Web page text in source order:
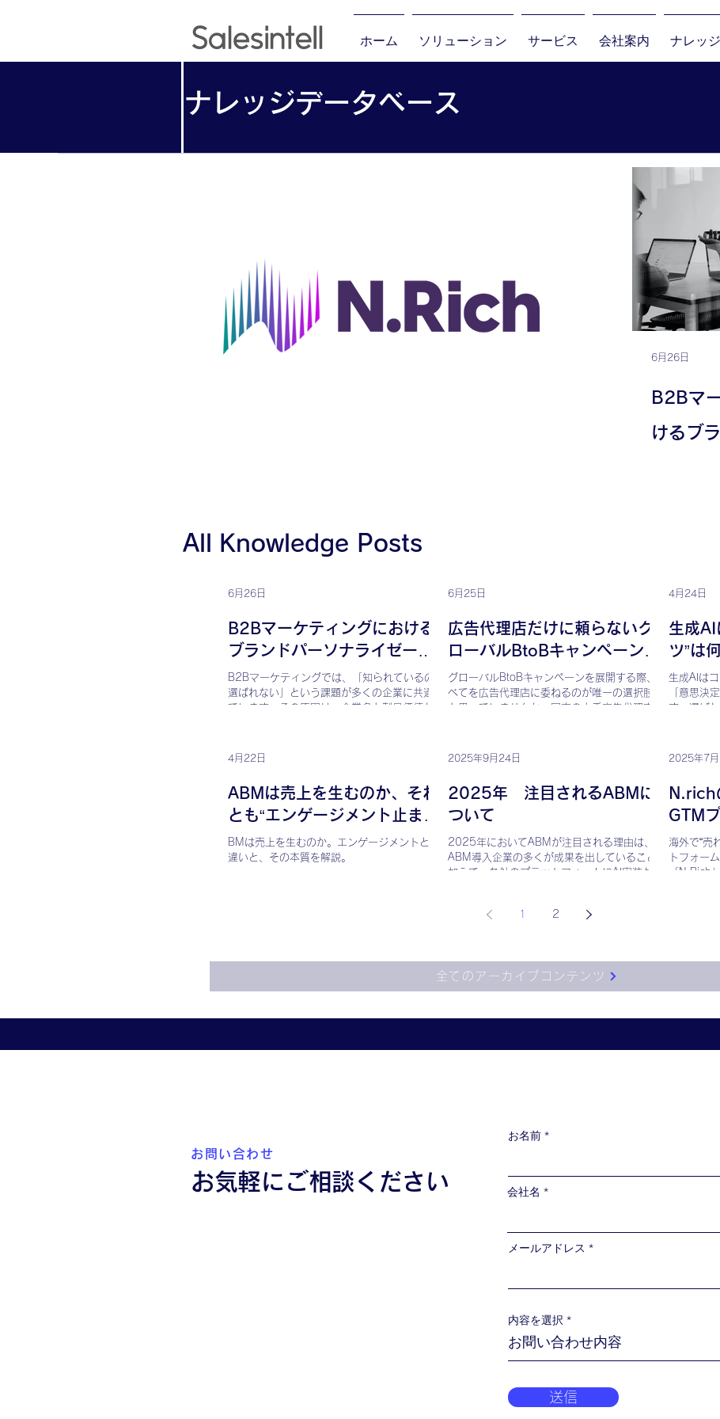
ホーム ソリューション サービス 会社案内 ナレッ
​XXX
ナレッジデータベース
B2Bマ
けるブ
6月26日
All Knowledge Posts
B2Bマーケティングにおける
ブランドパーソナライゼーシ
ョン戦略の重要性と実践方法
B2Bマーケティングでは、「知られているのに
選ばれない」という課題が多くの企業に共通し
ています。その原因は、企業名と製品価値が顧
値の不一致にあります。 この課題を解決する戦
く、同一のコアコンピタンスを市場・用途ごと
に異なる価値として定義し、最適な形で伝える
テップで進めます。①製品と顧客の整理、②コ
アコンピタンスの定義、③製品×用途のマトリ
計するもの」です。
6月26日
広告代理店だけに頼らないグ
ローバルBtoBキャンペーンの
設計という選択肢
グローバルBtoBキャンペーンを展開する際、す
べてを広告代理店に委ねるのが唯一の選択肢だ
と思っていませんか。国内の大手広告代理店に
ペーンでは約40%前後の代理店マージンが発生
ます。AI搭載のABMプラットフォームを活用す
ることで、この代理店依存度を下げながらコス
拡大に充てることが可能です。セールスインテ
ルは、N.RichやAccountInsightをはじめとする
欧米の著名なB2Bマーケティングプラットフォ
6月25日
生成AI
ツ”は
生成AIは
「意思決
す。選ば
く、意思
4月24日
ABMは売上を生むのか、それ
とも“エンゲージメント止ま
り”なのか
BMは売上を生むのか。エンゲージメントとの
違いと、その本質を解説。
4月22日
2025年 注目されるABMに
ついて
2025年においてABMが注目される理由は、
ABM導入企業の多くが成果を出していることに
加えて、各社のプラットフォームにAI実装が急
2025年9月24日
N.rich
GTM
海外で“売
トフォー
「N.Rich
2025年7月
1 2
全てのアーカイブコンテンツ
お問い合わせ
お気軽にご相談ください
お名前
会社名
メールアドレス
内容を選択
送信